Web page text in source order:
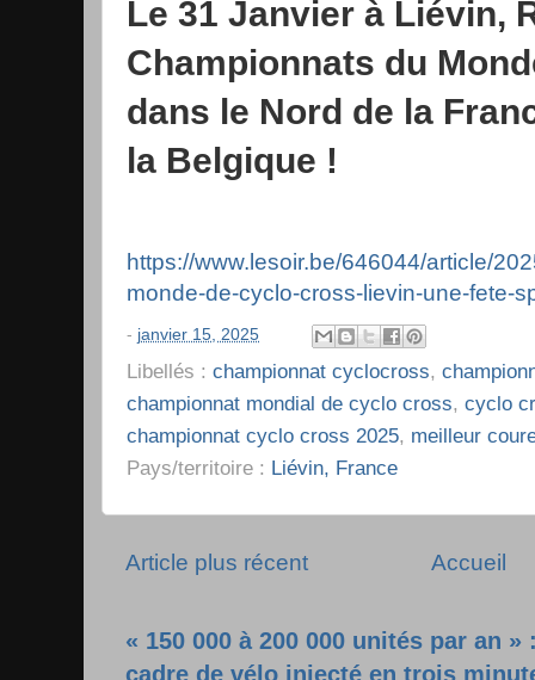
Le 31 Janvier à Liévin,
Championnats du
dans le Nord de la
la Belgique !
https://www.lesoir.be/646044/article/
monde-de-cyclo-cross-lievin-une-fete-
- janvier 15, 2025
Libellés : championnat cyclocross,
championnat mondial de cyclo cross, cyclo
championnat cyclo cross 2025, meilleur
Pays/territoire : Liévin, France
Article plus récent Accueil
« 150 000 à 200 000 unités par an »
cadre de vélo injecté en trois